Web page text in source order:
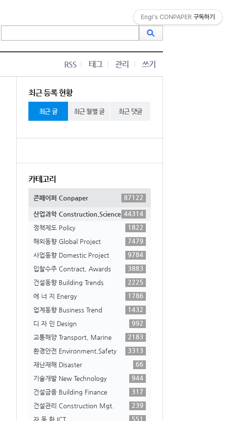
RSS 태그 관리 쓰기
최근 등록 현황
최근 글 최근 월별 글 최근 댓글
카테고리
콘페이퍼 Conpaper 87122
산업과학 Construction,Science 44314
정책제도 Policy
1822
해외동향 Global Project
7479
사업동향 Domestic Project
9784
입찰수주 Contract, Awards
3883
건설동향 Building Trends
2225
에 너 지 Energy
1786
업계동향 Business Trend
1432
디 자 인 Design
992
교통해양 Transport, Marine
2183
환경안전 Environment,Safety
3313
재난재해 Disaster
66
기술개발 New Technology
944
건설금융 Building Finance
317
건설관리 Construction Mgt.
239
자 동 화 ICT
551
Engi's CONPAPER 구독하기